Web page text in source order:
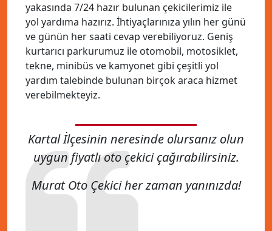
yakasında 7/24 hazır bulunan çekicilerimiz ile
yol yardıma hazırız. İhtiyaçlarınıza yılın her günü
ve günün her saati cevap verebiliyoruz. Geniş
kurtarıcı parkurumuz ile otomobil, motosiklet,
tekne, minibüs ve kamyonet gibi çeşitli yol
yardım talebinde bulunan birçok araca hizmet
verebilmekteyiz.
Kartal İlçesinin neresinde olursanız olun
uygun fiyatlı oto çekici çağırabilirsiniz.
Murat Oto Çekici her zaman yanınızda!